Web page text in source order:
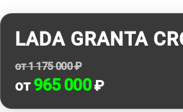
LADA GRANTA
от 1 175 000 ₽
от965 000₽